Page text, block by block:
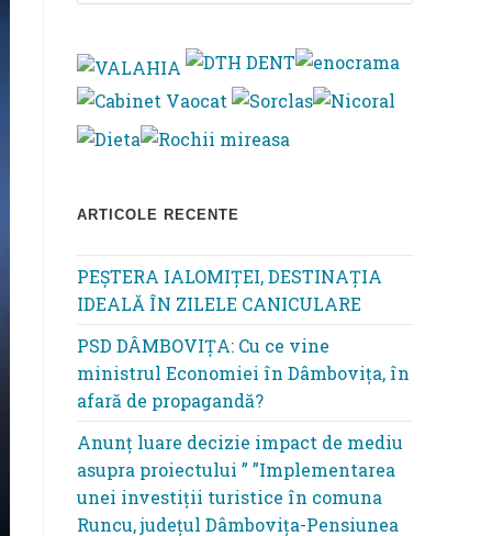
ARTICOLE RECENTE
PEȘTERA IALOMIȚEI, DESTINAȚIA
IDEALĂ ÎN ZILELE CANICULARE
PSD DÂMBOVIȚA: Cu ce vine
ministrul Economiei în Dâmbovița, în
afară de propagandă?
Anunț luare decizie impact de mediu
asupra proiectului ” ”Implementarea
unei investiții turistice în comuna
Runcu, județul Dâmbovița-Pensiunea